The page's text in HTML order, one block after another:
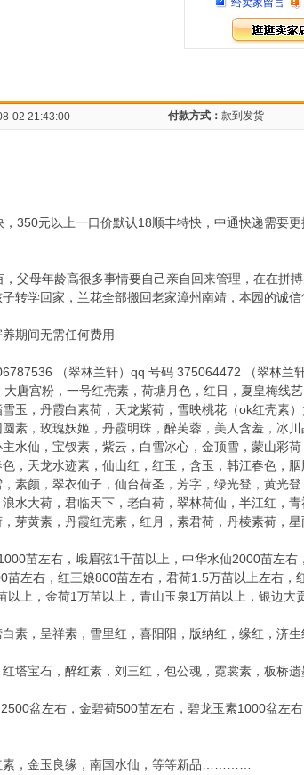
给卖家留言
02 21:43:00 付款方式： 款到发货
350元以上一口价默认18顺丰特快，中通快递需要
父母年龄高很多事情要自己亲自回来管理，在在拼
转学回家，兰花全部搬回老家漳州南靖，本园的诚
期间无需任何费用
（翠林兰轩）qq 号码 375064472 （翠林兰
唐宫粉，一号红壳素，荷塘月色，红日，夏皇梅线艺
玉，丹霞白素荷，天龙紫荷，雪映桃花（ok红壳素）
素，玫瑰妖姬，丹霞明珠，醉芙蓉，美人含羞，冰
水仙，宝钗素，紫云，白雪冰心，金顶雪，蒙山彩
，天龙水迹素，仙山红，红玉，含玉，韩江春色，胭
素颜，翠衣仙子，仙台荷圣，芳字，绿光登，黄光
水大荷，君临天下，老白荷，翠林荷仙，半江红，
芽黄素，丹霞红壳素，红月，素君荷，丹棱素荷，
苗左右，峨眉弦1千苗以上，中华水仙2000苗左右
左右，红三娘800苗左右，君荷1.5万苗以上左右，
上，金荷1万苗以上，青山玉泉1万苗以上，银边大
素，呈祥素，雪里红，喜阳阳，版纳红，缘红，济
塔宝石，醉红素，刘三红，包公魂，霓裳素，板桥
盆左右，金碧荷500苗左右，碧龙玉素1000盆左
素，金玉良缘，南国水仙，等等新品…………